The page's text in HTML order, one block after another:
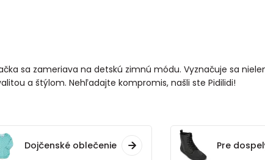
sa zameriava na detskú zimnú módu. Vyznačuje sa
a štýlom. Nehľadajte kompromis, našli ste Pidilidi!
Dojčenské oblečenie Pre